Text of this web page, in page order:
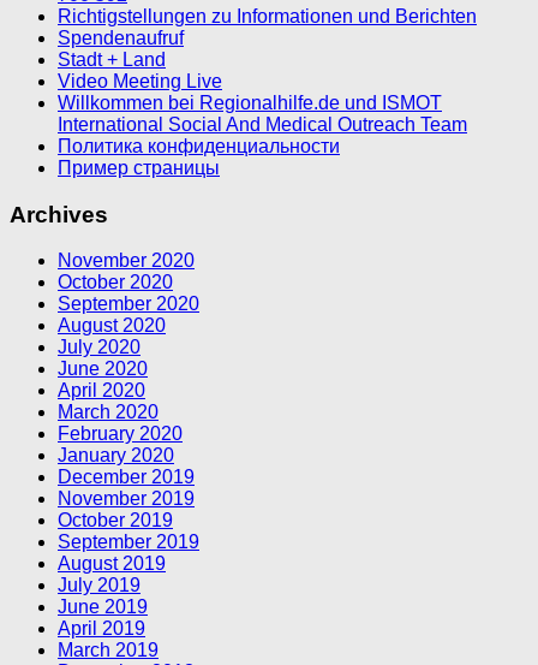
Richtigstellungen zu Informationen und Berichten
Spendenaufruf
Stadt + Land
Video Meeting Live
Willkommen bei Regionalhilfe.de und ISMOT
International Social And Medical Outreach Team
Политика конфиденциальности
Пример страницы
Archives
November 2020
October 2020
September 2020
August 2020
July 2020
June 2020
April 2020
March 2020
February 2020
January 2020
December 2019
November 2019
October 2019
September 2019
August 2019
July 2019
June 2019
April 2019
March 2019